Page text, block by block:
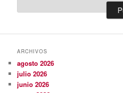
ARCHIVOS
agosto 2026
julio 2026
junio 2026